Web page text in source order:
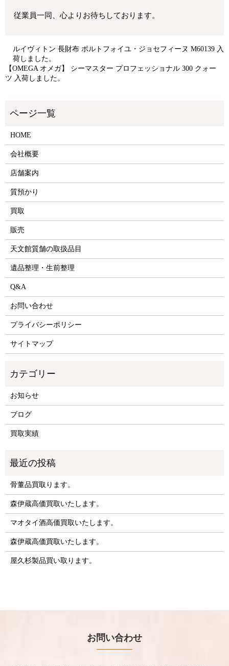
従業員一同、心よりお待ちしております。
ルイヴィトン 長財布 ポルトフォイユ・ジョセフィーヌ M60139 入
荷しました。
【OMEGA オメガ】 シーマスター プロフェッショナル 300 クォー
ツ 入荷しました。
HOME
会社概要
店舗案内
質預かり
買取
販売
天文館質舗の取扱品目
遺品整理・生前整理
Q&A
お問い合わせ
プライバシーポリシー
サイトマップ
お知らせ
ブログ
買取実績
骨董品買取ります。
森伊蔵高価買取いたします。
マオタイ酒高価買取いたします。
森伊蔵高価買取いたします。
屋久杉製品買い取ります。
お問い合わせ